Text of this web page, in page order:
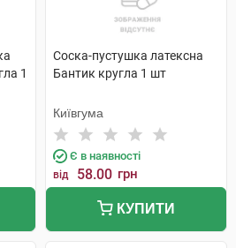
1
Соска-пустушка латексна
Бантик кругла 1 шт
Київгума
Є в наявності
від 58.00 грн
КУПИТИ